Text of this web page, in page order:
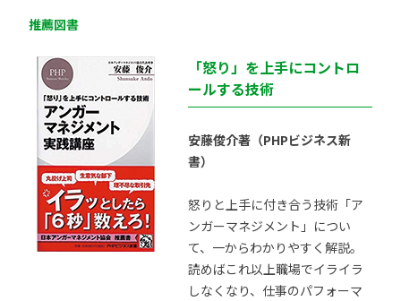
推薦図書
「怒り」を上手にコントロ
ールする技術
安藤俊介著（PHPビジネス新
書）
怒りと上手に付き合う技術「ア
ンガーマネジメント」につい
て、一からわかりやすく解説。
読めばこれ以上職場でイライラ
しなくなり、仕事のパフォーマ